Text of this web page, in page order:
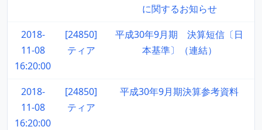
に関するお知らせ
2018-
11-08
16:20:00
[24850]
ティア
平成30年9月期 決算短信〔日
本基準〕（連結）
2018-
11-08
16:20:00
[24850]
ティア
平成30年9月期決算参考資料